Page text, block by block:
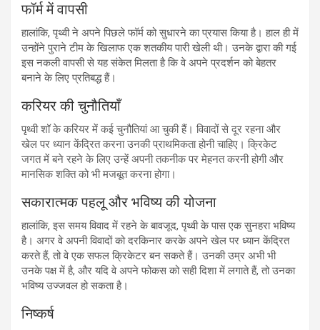
फॉर्म में वापसी
हालांकि, पृथ्वी ने अपने पिछले फॉर्म को सुधारने का प्रयास किया है। हाल ही में
उन्होंने पुराने टीम के खिलाफ एक शतकीय पारी खेली थी। उनके द्वारा की गई
इस नकली वापसी से यह संकेत मिलता है कि वे अपने प्रदर्शन को बेहतर
बनाने के लिए प्रतिबद्ध हैं।
करियर की चुनौतियाँ
पृथ्वी शॉ के करियर में कई चुनौतियां आ चुकी हैं। विवादों से दूर रहना और
खेल पर ध्यान केंद्रित करना उनकी प्राथमिकता होनी चाहिए। क्रिकेट
जगत में बने रहने के लिए उन्हें अपनी तकनीक पर मेहनत करनी होगी और
मानसिक शक्ति को भी मजबूत करना होगा।
सकारात्मक पहलू और भविष्य की योजना
हालांकि, इस समय विवाद में रहने के बावजूद, पृथ्वी के पास एक सुनहरा भविष्य
है। अगर वे अपनी विवादों को दरकिनार करके अपने खेल पर ध्यान केंद्रित
करते हैं, तो वे एक सफल क्रिकेटर बन सकते हैं। उनकी उम्र अभी भी
उनके पक्ष में है, और यदि वे अपने फोकस को सही दिशा में लगाते हैं, तो उनका
भविष्य उज्जवल हो सकता है।
निष्कर्ष